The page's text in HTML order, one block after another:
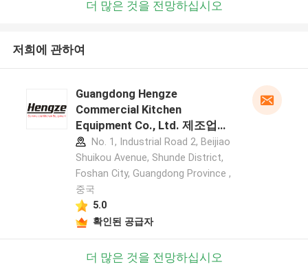
더 많은 것을 전망하십시오
저희에 관하여
Guangdong Hengze
Commercial Kitchen
Equipment Co., Ltd. 제조업체
프로필No. 1, Industrial Road 2, Beijiao
Shuikou Avenue, Shunde District,
Foshan City, Guangdong Province ,
중국
5.0
확인된 공급자
더 많은 것을 전망하십시오